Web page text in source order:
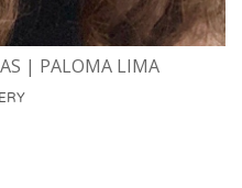
| PALOMA LIMA